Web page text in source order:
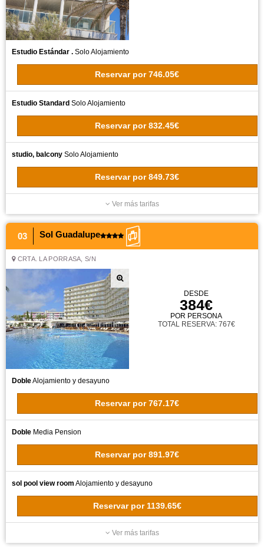
Estudio Estándar . Solo Alojamiento
Reservar por 746.05€
Estudio Standard Solo Alojamiento
Reservar por 832.45€
studio, balcony Solo Alojamiento
Reservar por 849.73€
Ver más tarifas
03 Sol Guadalupe
CRTA. LA PORRASA, S/N
DESDE
384€
POR PERSONA
TOTAL RESERVA: 767€
DobleAlojamiento y desayuno
Reservar por 767.17€
Doble Media Pension
Reservar por 891.97€
sol pool view room Alojamiento y desayuno
Reservar por 1139.65€
Ver más tarifas